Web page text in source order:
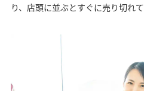
り、店頭に並ぶとすぐに売り切れ